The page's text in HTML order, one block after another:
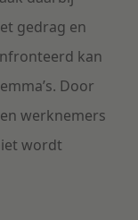
gedrag en
kan
Door
werknemers
wordt